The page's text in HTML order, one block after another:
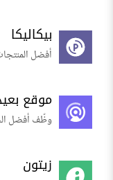
بيكاليكا
أفضل
موقع
وظّف أفضل
زيتون